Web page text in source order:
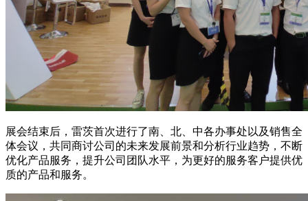
展会结束后，雷茨首次进行了南、北、中各办事处以及销售全
体会议，共同商讨公司的未来发展前景和分析行业趋势，不断
优化产品服务，提升公司团队水平，为更好的服务客户提供优
质的产品和服务。